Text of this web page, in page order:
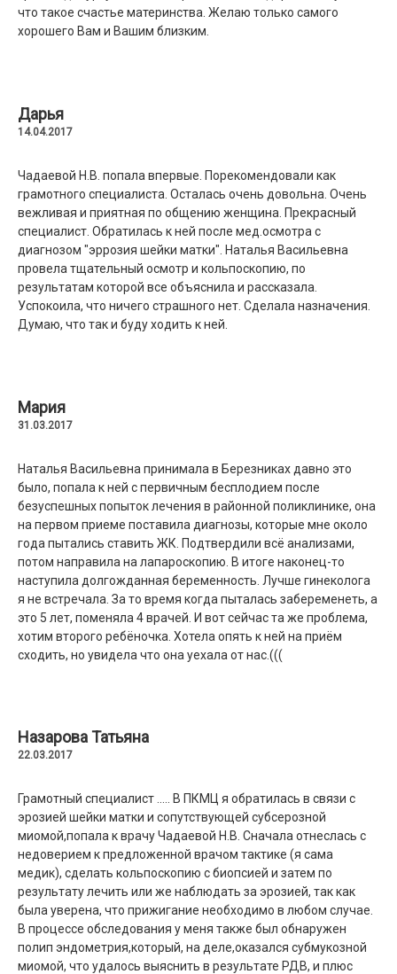
что такое счастье материнства. Желаю только самого
хорошего Вам и Вашим близким.
Дарья
14.04.2017
Чадаевой Н.В. попала впервые. Порекомендовали как
грамотного специалиста. Осталась очень довольна. Очень
вежливая и приятная по общению женщина. Прекрасный
специалист. Обратилась к ней после мед.осмотра с
диагнозом "эррозия шейки матки". Наталья Васильевна
провела тщательный осмотр и кольпоскопию, по
результатам которой все объяснила и рассказала.
Успокоила, что ничего страшного нет. Сделала назначения.
Думаю, что так и буду ходить к ней.
Мария
31.03.2017
Наталья Васильевна принимала в Березниках давно это
было, попала к ней с первичным бесплодием после
безуспешных попыток лечения в районной поликлинике, она
на первом приеме поставила диагнозы, которые мне около
года пытались ставить ЖК. Подтвердили всё анализами,
потом направила на лапароскопию. В итоге наконец-то
наступила долгожданная беременность. Лучше гинеколога
я не встречала. За то время когда пыталась забеременеть, а
это 5 лет, поменяла 4 врачей. И вот сейчас та же проблема,
хотим второго ребёночка. Хотела опять к ней на приём
сходить, но увидела что она уехала от нас.(((
Назарова Татьяна
22.03.2017
Грамотный специалист ..... В ПКМЦ я обратилась в связи с
эрозией шейки матки и сопутствующей субcерозной
миомой,попала к врачу Чадаевой Н.В. Сначала отнеслась с
недоверием к предложенной врачом тактике (я сама
медик), сделать кольпоскопию с биопсией и затем по
результату лечить или же наблюдать за эрозией, так как
была уверена, что прижигание необходимо в любом случае.
В процессе обследования у меня также был обнаружен
полип эндометрия,который, на деле,оказался субмукозной
миомой, что удалось выяснить в результате РДВ, и плюс